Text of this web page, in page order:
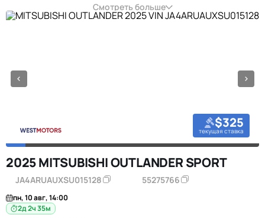
Смотреть больше
$325
текущая ставка
2025 MITSUBISHI OUTLANDER SPORT
JA4ARUAUXSU015128 55275766
пн, 10 авг, 14:00
2д 2ч 35м